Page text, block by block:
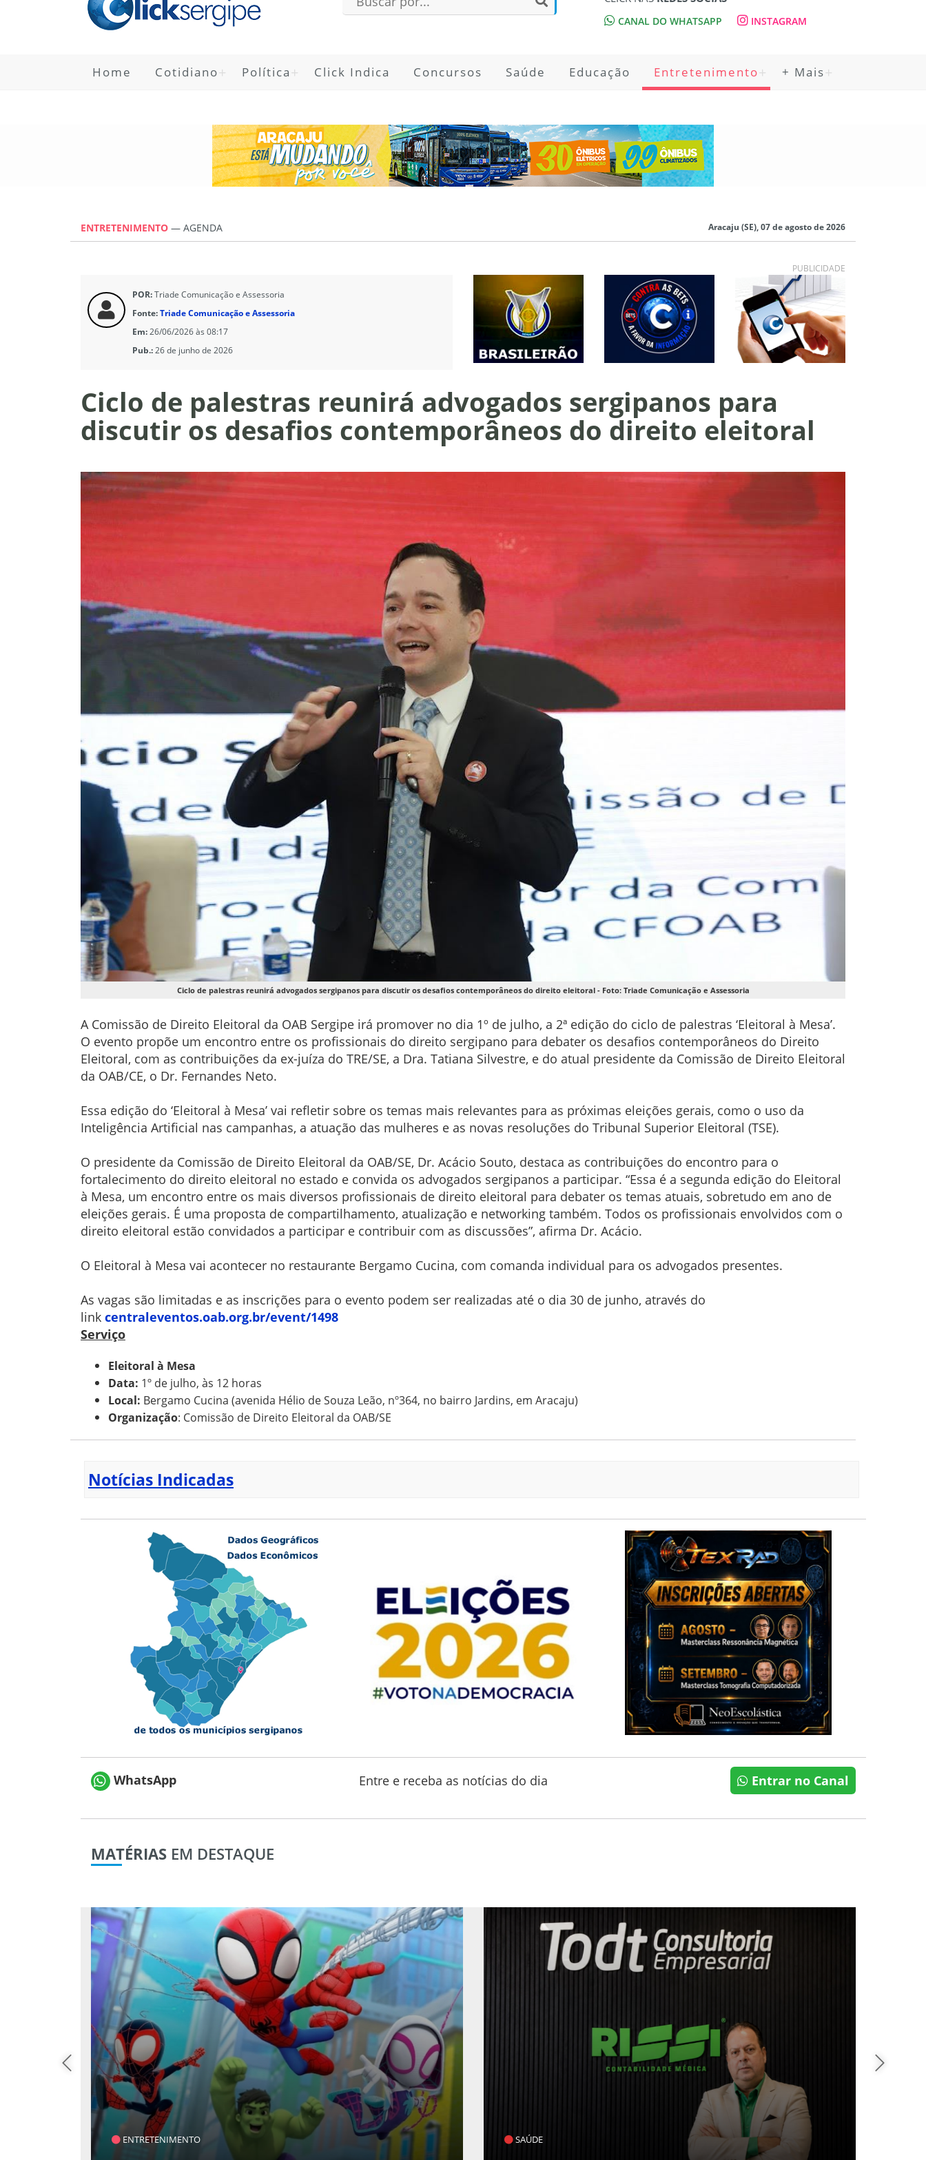
CANAL DO WHATSAPP INSTAGRAM
Home Cotidiano Política Click Indica Concursos Saúde Educação Entretenimento + Mais
ENTRETENIMENTO — AGENDA Aracaju (SE), 07 de agosto de 2026
PUBLICIDADE
POR:Triade Comunicação e Assessoria
Fonte:Triade Comunicação e Assessoria
Em:26/06/2026 às 08:17
Pub.:26 de junho de 2026
Ciclo de palestras reunirá advogados sergipanos para
discutir os desafios contemporâneos do direito eleitoral
Ciclo de palestras reunirá advogados sergipanos para discutir os desafios contemporâneos do direito eleitoral - Foto: Triade Comunicação e Assessoria
A Comissão de Direito Eleitoral da OAB Sergipe irá promover no dia 1º de julho, a 2ª edição do ciclo de palestras ‘Eleitoral à Mesa’.
O evento propõe um encontro entre os profissionais do direito sergipano para debater os desafios contemporâneos do Direito
Eleitoral, com as contribuições da ex-juíza do TRE/SE, a Dra. Tatiana Silvestre, e do atual presidente da Comissão de Direito Eleitoral
da OAB/CE, o Dr. Fernandes Neto.
Essa edição do ‘Eleitoral à Mesa’ vai refletir sobre os temas mais relevantes para as próximas eleições gerais, como o uso da
Inteligência Artificial nas campanhas, a atuação das mulheres e as novas resoluções do Tribunal Superior Eleitoral (TSE).
O presidente da Comissão de Direito Eleitoral da OAB/SE, Dr. Acácio Souto, destaca as contribuições do encontro para o
fortalecimento do direito eleitoral no estado e convida os advogados sergipanos a participar. “Essa é a segunda edição do Eleitoral
à Mesa, um encontro entre os mais diversos profissionais de direito eleitoral para debater os temas atuais, sobretudo em ano de
eleições gerais. É uma proposta de compartilhamento, atualização e networking também. Todos os profissionais envolvidos com o
direito eleitoral estão convidados a participar e contribuir com as discussões”, afirma Dr. Acácio.
O Eleitoral à Mesa vai acontecer no restaurante Bergamo Cucina, com comanda individual para os advogados presentes.
As vagas são limitadas e as inscrições para o evento podem ser realizadas até o dia 30 de junho, através do
link centraleventos.oab.org.br/event/1498
Serviço
Eleitoral à Mesa
Data: 1º de julho, às 12 horas
Local: Bergamo Cucina (avenida Hélio de Souza Leão, nº364, no bairro Jardins, em Aracaju)
Organização: Comissão de Direito Eleitoral da OAB/SE
Notícias Indicadas
WhatsApp Entre e receba as notícias do dia Entrar no Canal
MATÉRIAS EM DESTAQUE
SAÚDE POLÍTICA